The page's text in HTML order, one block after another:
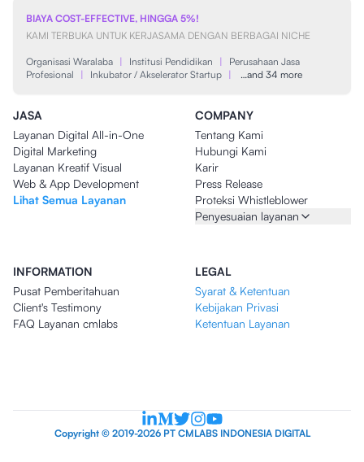
BIAYA COST-EFFECTIVE, HINGGA 5%!
KAMI TERBUKA UNTUK KERJASAMA DENGAN BERBAGAI NICHE
Organisasi Waralaba | Institusi Pendidikan |
Perusahaan Jasa
Profesional
| Inkubator / Akselerator Startup | …and 34 more
JASA
Layanan Digital All-in-One
Digital Marketing
Layanan Kreatif Visual
Web & App Development
Lihat Semua Layanan
COMPANY
Tentang Kami
Hubungi Kami
Karir
Press Release
Proteksi Whistleblower
Penyesuaian layanan
INFORMATION
Pusat Pemberitahuan
Client's Testimony
FAQ Layanan cmlabs
LEGAL
Syarat & Ketentuan
Kebijakan Privasi
Ketentuan Layanan
Copyright © 2019-2026 PT CMLABS INDONESIA DIGITAL